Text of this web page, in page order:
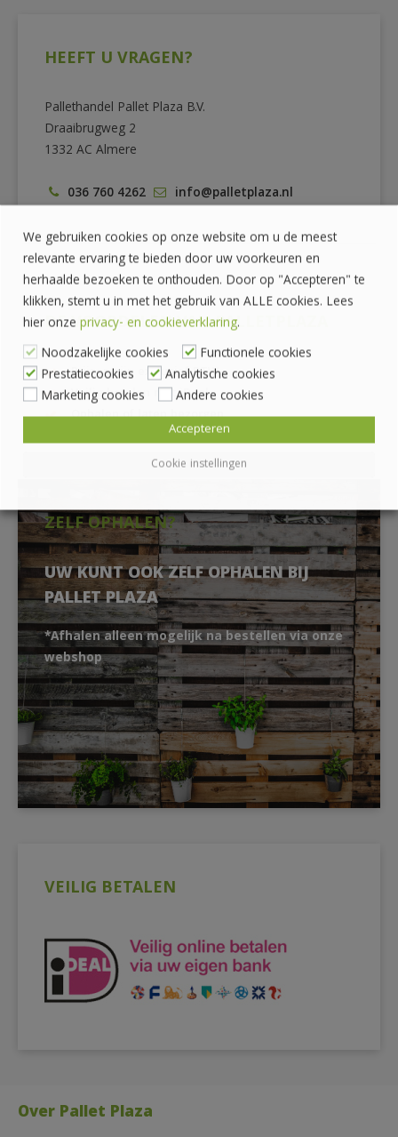
HEEFT U VRAGEN?
Pallethandel Pallet Plaza B.V.
Draaibrugweg 2
1332 AC Almere
036 760 4262 info@palletplaza.nl
DE VOORDELEN VAN PALLETPLAZA
Prijzen zijn exclusief BTW
Veilig betalen met iDeal
Ophalen of laten bezorgen
ZELF OPHALEN?
UW KUNT OOK ZELF OPHALEN BIJ
PALLET PLAZA
*Afhalen alleen mogelijk na bestellen via onze
webshop
VEILIG BETALEN
Over Pallet Plaza
We gebruiken cookies op onze website om u de meest
relevante ervaring te bieden door uw voorkeuren en
herhaalde bezoeken te onthouden. Door op "Accepteren" te
klikken, stemt u in met het gebruik van ALLE cookies. Lees
hier onze privacy- en cookieverklaring.
Noodzakelijke cookies
Functionele cookies
Prestatiecookies
Analytische cookies
Marketing cookies
Andere cookies
Cookie instellingen
Accepteren